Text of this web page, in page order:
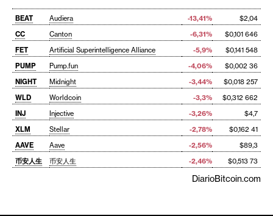
BEAT Audiera -13,41%
$2,04
CC
Canton -6,31%
$0,101 646
FET
Artificial Superintelligence Alliance -5,9%
$0,141 548
PUMP
Pump.fun -4,06%
$0,002 36
NIGHT
Midnight -3,44%
$0,018 257
WLD
Worldcoin -3,3%
$0,312 662
INJ
Injective -3,26%
$4,7
XLM
Stellar -2,78%
$0,162 41
AAVE
Aave -2,56%
$89,3
币安人生
币安人生 -2,46% $0,513 73
DiarioBitcoin.com